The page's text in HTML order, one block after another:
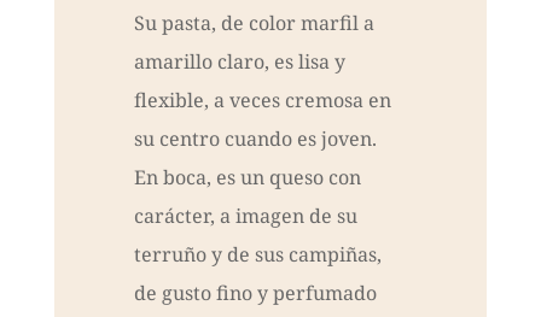
Su pasta, de color marfil a
amarillo claro, es lisa y
flexible, a veces cremosa en
su centro cuando es joven.
En boca, es un queso con
carácter, a imagen de su
terruño y de sus campiñas,
de gusto fino y perfumado